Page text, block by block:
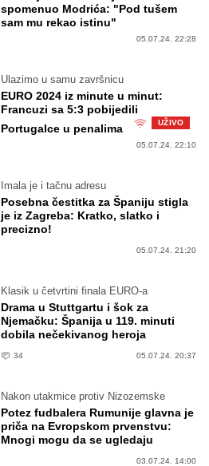
spomenuo Modrića: "Pod tušem
sam mu rekao istinu"
05.07.24. 22:28
Ulazimo u samu završnicu
EURO 2024 iz minute u minut:
Francuzi sa 5:3 pobijedili
Portugalce u penalima
UŽIVO
05.07.24. 22:10
Imala je i tačnu adresu
Posebna čestitka za Španiju stigla
je iz Zagreba: Kratko, slatko i
precizno!
05.07.24. 21:20
Klasik u četvrtini finala EURO-a
Drama u Stuttgartu i šok za
Njemačku: Španija u 119. minuti
dobila nečekivanog heroja
34 05.07.24. 20:37
Nakon utakmice protiv Nizozemske
Potez fudbalera Rumunije glavna je
priča na Evropskom prvenstvu:
Mnogi mogu da se ugledaju
03.07.24. 14:00